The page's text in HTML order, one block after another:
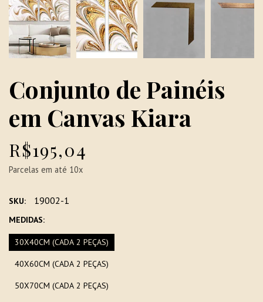
Conjunto de Painéis
em Canvas Kiara
R$195,04
Parcelas em até 10x
SKU: 19002-1
MEDIDAS:
30X40CM (CADA 2 PEÇAS)
40X60CM (CADA 2 PEÇAS)
50X70CM (CADA 2 PEÇAS)